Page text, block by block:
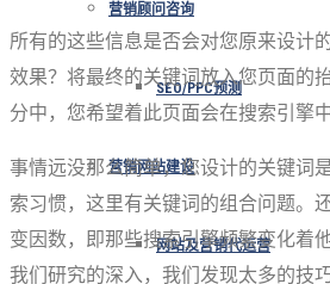
营销顾问咨询
SEO/PPC预测
营销网站建设
网站及营销代运营
所有的这些信息是否会对您原来设计
效果？将最终的关键词放入您页面的
分中，您希望着此页面会在搜索引擎
事情远没那么简单，您设计的关键词
索习惯，这里有关键词的组合问题。
变因数，即那些搜索引擎频繁变化着
我们研究的深入，我们发现太多的技巧